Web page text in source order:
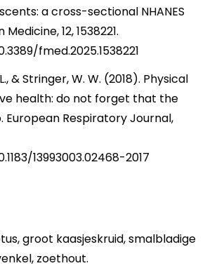
a cross-sectional NHANES
12, 1538221.
fmed.2025.1538221
& Stringer, W. W. (2018). Physical
health: do not forget that the
European Respiratory Journal,
13993003.02468-2017
groot kaasjeskruid, smalbladige
zoethout.